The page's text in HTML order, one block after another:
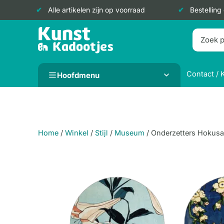
Alle artikelen zijn op voorraad
Doorgaan
Hoofdmenu Contact /
Home / Winkel / Stijl / Museum / Onderzetters